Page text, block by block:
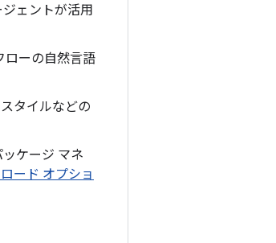
ェントが活用
ローの自然言語
タイルなどの
ケージ マネ
ード オプショ